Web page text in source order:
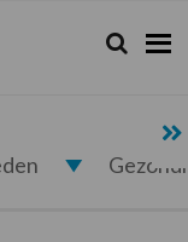
Zoeken...
Zoek